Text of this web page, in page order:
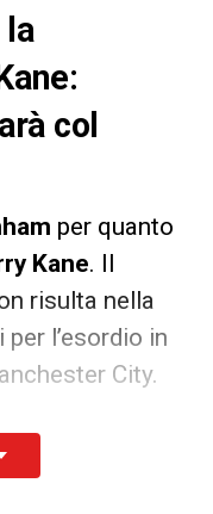
la
col
per quanto
Kane. Il
risulta nella
l’esordio in
City.
per
al centro di